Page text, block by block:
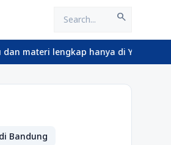
search
lengkap hanya di
Bandung